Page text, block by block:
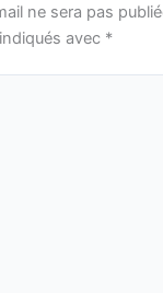
ne sera pas
avec *